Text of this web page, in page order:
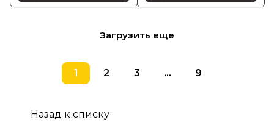
Загрузить еще
1 2 3 ... 9
Назад к списку